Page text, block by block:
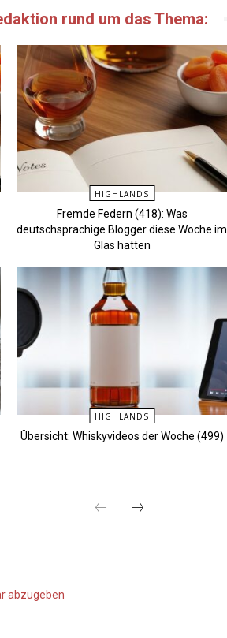
rund um das Thema:
HIGHLANDS
Fremde Federn (418): Was
deutschsprachige Blogger diese Woche im
Glas hatten
HIGHLANDS
Übersicht: Whiskyvideos der Woche (499)
abzugeben